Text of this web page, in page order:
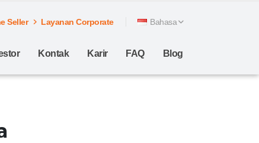
Seller Layanan Corporate Bahasa
Kontak Karir FAQ Blog